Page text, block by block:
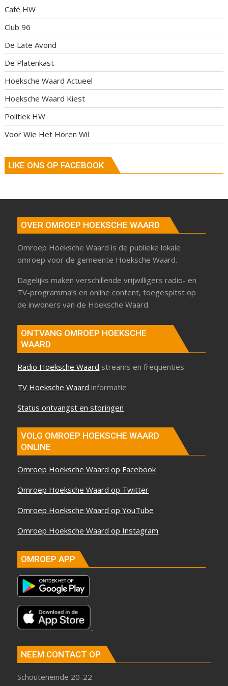
Café HW
Club 96
De Late Avond
De Platenkast
Hoeksche Waard Actueel
Hoeksche Waard Kiest
Politiek HW
Voor Wie Het Horen Wil
LIKE ONS OP FACEBOOK
OVER OMROEP HOEKSCHE WAARD
Omroep Hoeksche Waard is de publieke lokale
omroep voor de gemeente Hoeksche Waard.
Dagelijks maken verschillende vrijwilligers radio- en
TV-programma’s en online content, toegespitst op
de inwoners van de Hoeksche Waard.
ONTVANG OMROEP HOEKSCHE
WAARD
Radio Hoeksche Waard streams en frequenties
TV Hoeksche Waard informatie
Status ontvangst en storingen
VOLG OMROEP HOEKSCHE WAARD
ONLINE
Omroep Hoeksche Waard op Facebook
Omroep Hoeksche Waard op Twitter
Omroep Hoeksche Waard op YouTube
Omroep Hoeksche Waard op Instagram
OMROEP APP
NEEM CONTACT OP
Schouteneinde 20-22